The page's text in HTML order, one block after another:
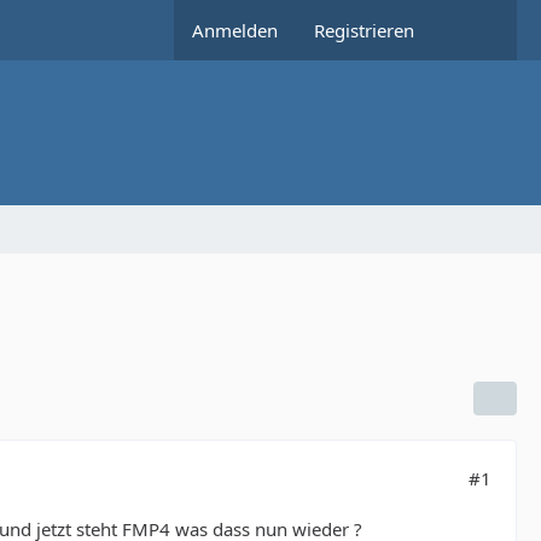
Anmelden Registrieren
#1
jetzt steht FMP4 was dass nun wieder ?